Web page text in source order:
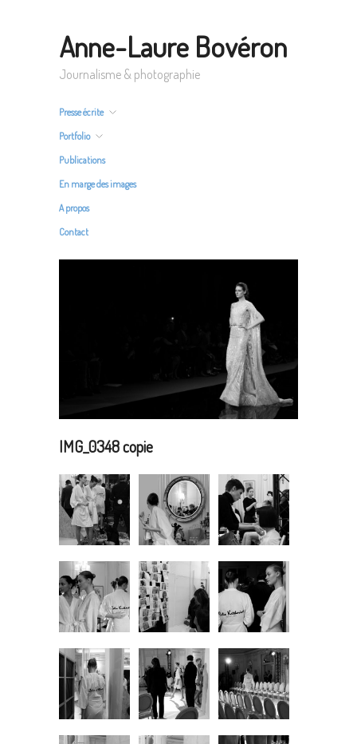
Anne-Laure Bovéron
Journalisme & photographie
Presse écrite
Portfolio
Publications
En marge des images
A propos
Contact
IMG_0348 copie